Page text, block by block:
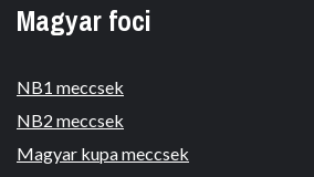
Magyar foci
NB1 meccsek
NB2 meccsek
Magyar kupa meccsek